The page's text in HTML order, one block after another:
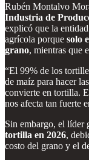
Rubén Montalvo
Industria de
explicó que la
agrícola porque solo
grano, mientras que
“El 99% de los
de maíz para hacer
convierte en tortilla.
nos afecta tan fuerte
Sin embargo, el líder
tortilla en 2026,
costo del grano y el